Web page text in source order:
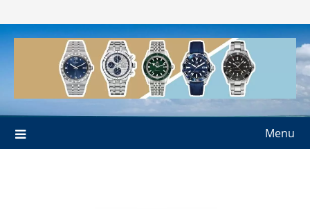
to
content
Menu